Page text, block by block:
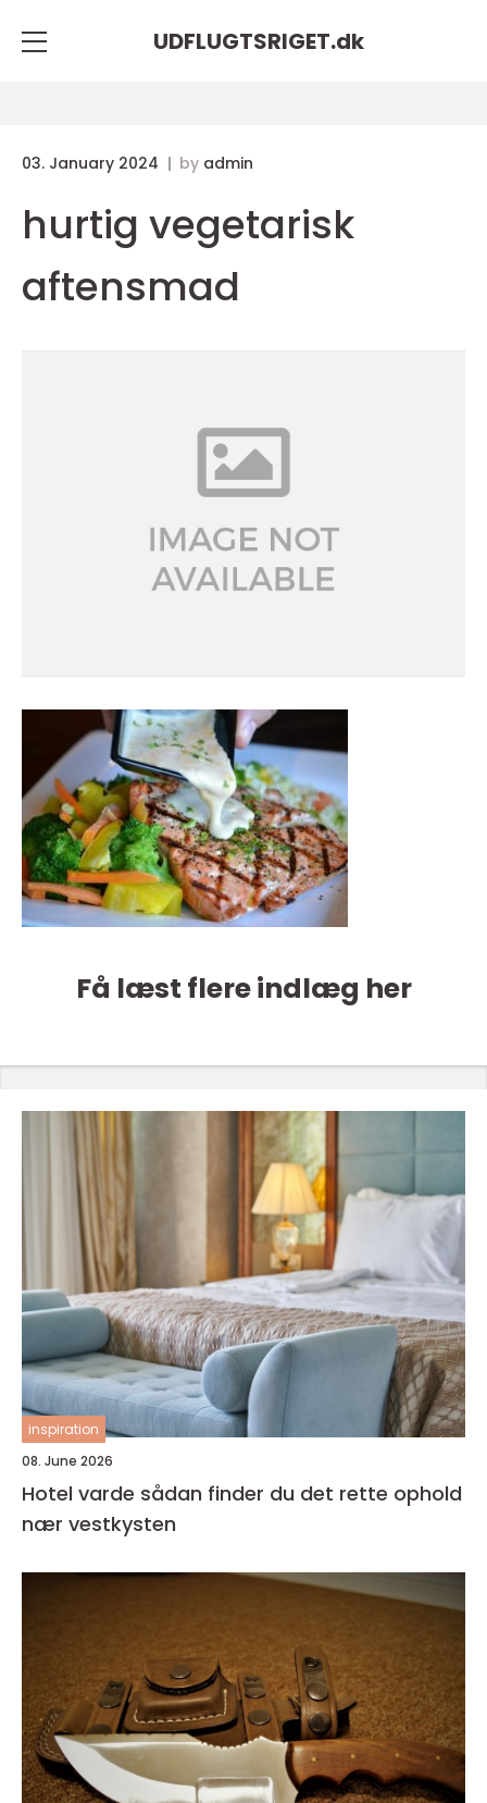
UDFLUGTSRIGET.dk
03. January 2024 by admin
hurtig vegetarisk
aftensmad
Få læst flere indlæg her
inspiration
08. June 2026
Hotel varde sådan finder du det rette ophold
nær vestkysten